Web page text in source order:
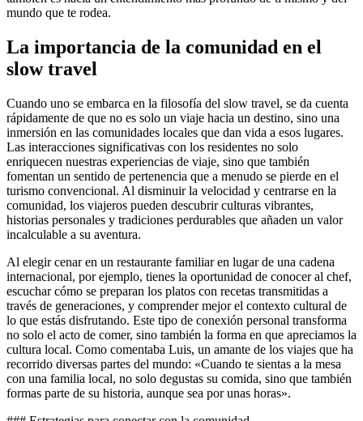
mundo que te rodea.
La importancia de la comunidad en el
slow travel
Cuando uno se embarca en la filosofía del slow travel, se da cuenta
rápidamente de que no es solo un viaje hacia un destino, sino una
inmersión en las comunidades locales que dan vida a esos lugares.
Las interacciones significativas con los residentes no solo
enriquecen nuestras experiencias de viaje, sino que también
fomentan un sentido de pertenencia que a menudo se pierde en el
turismo convencional. Al disminuir la velocidad y centrarse en la
comunidad, los viajeros pueden descubrir culturas vibrantes,
historias personales y tradiciones perdurables que añaden un valor
incalculable a su aventura.
Al elegir cenar en un restaurante familiar en lugar de una cadena
internacional, por ejemplo, tienes la oportunidad de conocer al chef,
escuchar cómo se preparan los platos con recetas transmitidas a
través de generaciones, y comprender mejor el contexto cultural de
lo que estás disfrutando. Este tipo de conexión personal transforma
no solo el acto de comer, sino también la forma en que apreciamos la
cultura local. Como comentaba Luis, un amante de los viajes que ha
recorrido diversas partes del mundo: «Cuando te sientas a la mesa
con una familia local, no solo degustas su comida, sino que también
formas parte de su historia, aunque sea por unas horas».